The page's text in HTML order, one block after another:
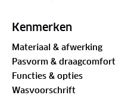
materialen dragen bij aan
Kenmerken
Materiaal & afwerking
Pasvorm & draagcomfort
Functies & opties
Wasvoorschrift